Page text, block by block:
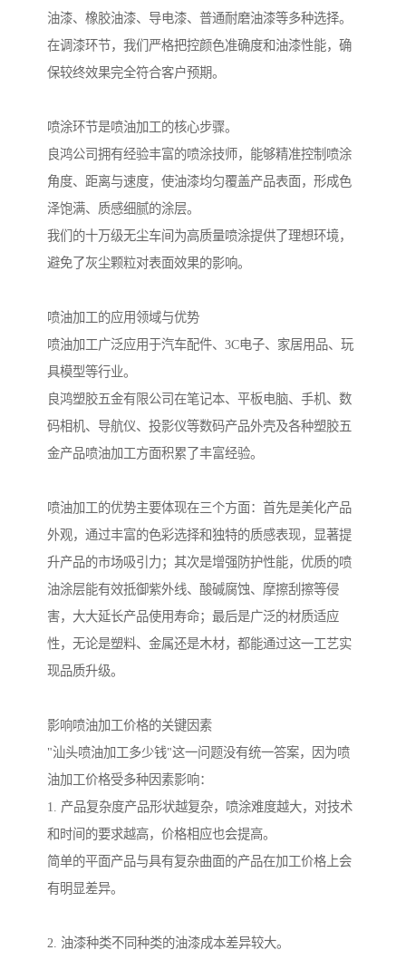
油漆、橡胶油漆、导电漆、普通耐磨油漆等多种选择。
在调漆环节，我们严格把控颜色准确度和油漆性能，确
保较终效果完全符合客户预期。
喷涂环节是喷油加工的核心步骤。
良鸿公司拥有经验丰富的喷涂技师，能够精准控制喷涂
角度、距离与速度，使油漆均匀覆盖产品表面，形成色
泽饱满、质感细腻的涂层。
我们的十万级无尘车间为高质量喷涂提供了理想环境，
避免了灰尘颗粒对表面效果的影响。
喷油加工的应用领域与优势
喷油加工广泛应用于汽车配件、3C电子、家居用品、玩
具模型等行业。
良鸿塑胶五金有限公司在笔记本、平板电脑、手机、数
码相机、导航仪、投影仪等数码产品外壳及各种塑胶五
金产品喷油加工方面积累了丰富经验。
喷油加工的优势主要体现在三个方面：首先是美化产品
外观，通过丰富的色彩选择和独特的质感表现，显著提
升产品的市场吸引力；其次是增强防护性能，优质的喷
油涂层能有效抵御紫外线、酸碱腐蚀、摩擦刮擦等侵
害，大大延长产品使用寿命；最后是广泛的材质适应
性，无论是塑料、金属还是木材，都能通过这一工艺实
现品质升级。
影响喷油加工价格的关键因素
"汕头喷油加工多少钱"这一问题没有统一答案，因为喷
油加工价格受多种因素影响：
1. 产品复杂度产品形状越复杂，喷涂难度越大，对技术
和时间的要求越高，价格相应也会提高。
简单的平面产品与具有复杂曲面的产品在加工价格上会
有明显差异。
2. 油漆种类不同种类的油漆成本差异较大。